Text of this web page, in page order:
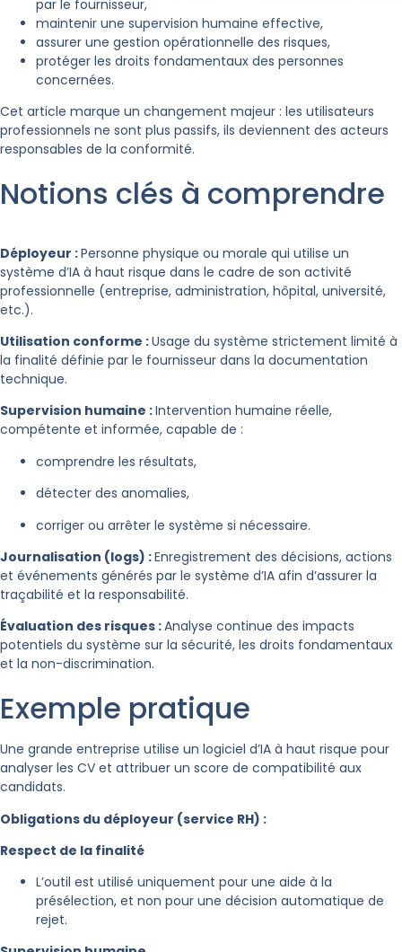
par le fournisseur,
maintenir une supervision humaine effective,
assurer une gestion opérationnelle des risques,
protéger les droits fondamentaux des personnes
concernées.
Cet article marque un changement majeur : les utilisateurs
professionnels ne sont plus passifs, ils deviennent des acteurs
responsables de la conformité.
Notions clés à comprendre
Déployeur :Personne physique ou morale qui utilise un
système d’IA à haut risque dans le cadre de son activité
professionnelle (entreprise, administration, hôpital, université,
etc.).
Utilisation conforme :Usage du système strictement limité à
la finalité définie par le fournisseur dans la documentation
technique.
Supervision humaine :Intervention humaine réelle,
compétente et informée, capable de :
comprendre les résultats,
détecter des anomalies,
corriger ou arrêter le système si nécessaire.
Journalisation (logs) :Enregistrement des décisions, actions
et événements générés par le système d’IA afin d’assurer la
traçabilité et la responsabilité.
Évaluation des risques :Analyse continue des impacts
potentiels du système sur la sécurité, les droits fondamentaux
et la non-discrimination.
Exemple pratique
Une grande entreprise utilise un logiciel d’IA à haut risque pour
analyser les CV et attribuer un score de compatibilité aux
candidats.
Obligations du déployeur (service RH) :
Respect de la finalité
L’outil est utilisé uniquement pour une aide à la
présélection, et non pour une décision automatique de
rejet.